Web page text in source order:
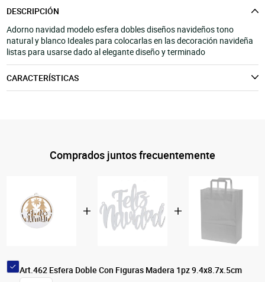
DESCRIPCIÓN
Adorno navidad modelo esfera dobles diseños navideños tono
natural y blanco Ideales para colocarlas en las decoración navideña
listas para usarse dado al elegante diseño y terminado
CARACTERÍSTICAS
Comprados juntos frecuentemente
Art.462 Esfera Doble Con Figuras Madera 1pz 9.4x8.7x.5cm